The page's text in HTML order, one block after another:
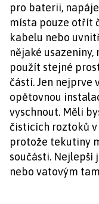
pro baterii,
místa pouze otřít
kabelu nebo
nějaké
použít stejné
částí. Jen nejprve
opětovnou
vyschnout. Měli
čisticích roztoků
protože tekutiny
součásti.
nebo vatovým